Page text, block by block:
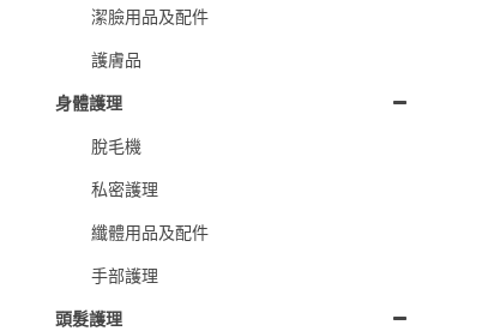
潔臉用品及配件
護膚品
身體護理
脫毛機
私密護理
纖體用品及配件
手部護理
頭髮護理